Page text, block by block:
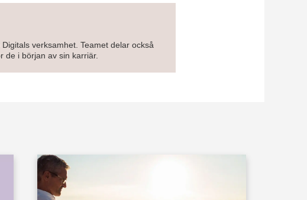
verksamhet. Teamet delar också
de i början av sin karriär.